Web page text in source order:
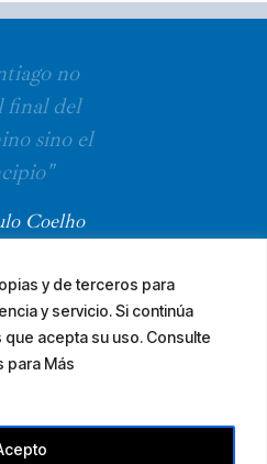
y de terceros para
y servicio. Si continúa
acepta su uso. Consulte
para Más
no
final del
sino el
Coelho
Santiago · diseña